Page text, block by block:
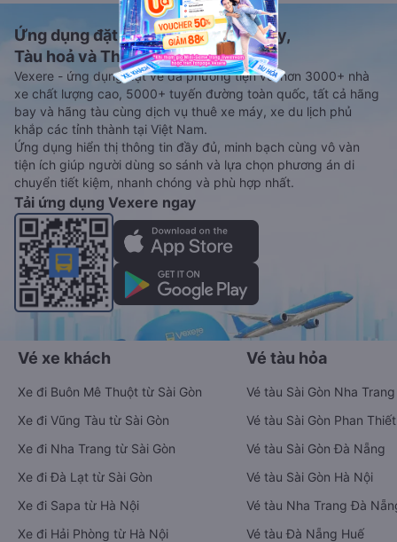
Ứng dụng đặt vé Xe khách, Máy bay,
Tàu hoả và Thuê xe
Vexere - ứng dụng đặt vé đa phương tiện với hơn 3000+ nhà
xe chất lượng cao, 5000+ tuyến đường toàn quốc, tất cả hãng
bay và hãng tàu cùng dịch vụ thuê xe máy, xe du lịch phủ
khắp các tỉnh thành tại Việt Nam.
Ứng dụng hiển thị thông tin đầy đủ, minh bạch cùng vô vàn
tiện ích giúp người dùng so sánh và lựa chọn phương án di
chuyển tiết kiệm, nhanh chóng và phù hợp nhất.
Tải ứng dụng Vexere ngay
Vé xe khách
Xe đi Buôn Mê Thuột từ Sài Gòn
Xe đi Vũng Tàu từ Sài Gòn
Xe đi Nha Trang từ Sài Gòn
Xe đi Đà Lạt từ Sài Gòn
Xe đi Sapa từ Hà Nội
Xe đi Hải Phòng từ Hà Nội
Vé tàu hỏa
Vé tàu Sài Gòn Nha Trang
Vé tàu Sài Gòn Phan Thiết
Vé tàu Sài Gòn Đà Nẵng
Vé tàu Sài Gòn Hà Nội
Vé tàu Nha Trang Đà
Vé tàu Đà Nẵng Huế